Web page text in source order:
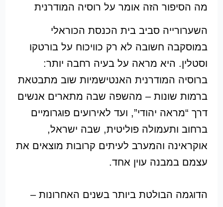
מה הסיפור הזה אומר על רוסיה המודרנית
השערורייה סביב בית הכנסת הכוראלי
במוסקבה חשובה לא רק כוויכוח על בורטקו
וסטלין. היא מראה על בעיה רחבה יותר:
ברוסיה המודרנית האנטישמיות שוב מתבטאת
ברמות שונות – מהשפה שבה מתארים אנשים
דרך “מראה יהודי”, ועד לאירועים פוגרומיים
ברחוב ותעמולה פוליטית, שבה ישראל,
אוקראינה והמערב לעיתים קרובות מוצאים את
עצמם במבנה עוין אחד.
הדוגמה הבולטת ביותר בשנים האחרונות –